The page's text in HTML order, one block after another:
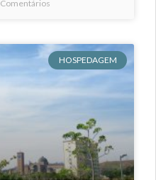
Comentários
HOSPEDAGEM